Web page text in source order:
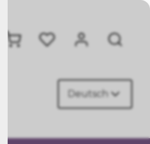
Deutsch